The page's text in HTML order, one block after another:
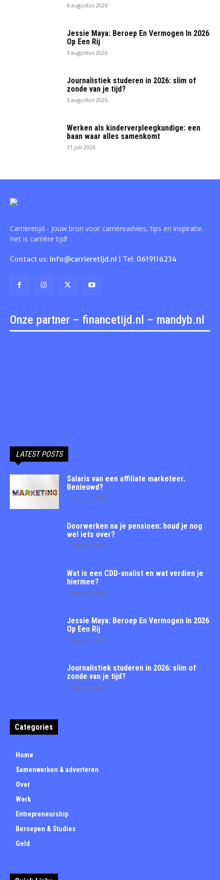
6 augustus 2026
Jessie Maya: Beroep En Vermogen In 2026
Op Een Rij
3 augustus 2026
Journalistiek studeren in 2026: slim of
zonde van je tijd?
3 augustus 2026
Werken als kinderverpleegkundige: een
baan waar alles samenkomt
31 juli 2026
Carrieretijd - Jouw bron voor carrièreadvies, tips en inspiratie.
Het is carrière tijd!
Contact us: info@carrieretijd.nl | Tel: 0619116234
Onze partner – financetijd.nl – mandyb.nl
LATEST POSTS
Salaris van een affiliate marketeer.
Benieuwd?
6 augustus 2026
Doorwerken na je pensioen: houd je nog
wel iets over?
6 augustus 2026
Wat is een CDD-analist en wat verdien je
hiermee?
6 augustus 2026
Jessie Maya: Beroep En Vermogen In 2026
Op Een Rij
3 augustus 2026
Journalistiek studeren in 2026: slim of
zonde van je tijd?
3 augustus 2026
Categories
Home
Samenwerken & adverteren
Over
Werk
Entrepreneurship
Beroepen & Studies
Geld